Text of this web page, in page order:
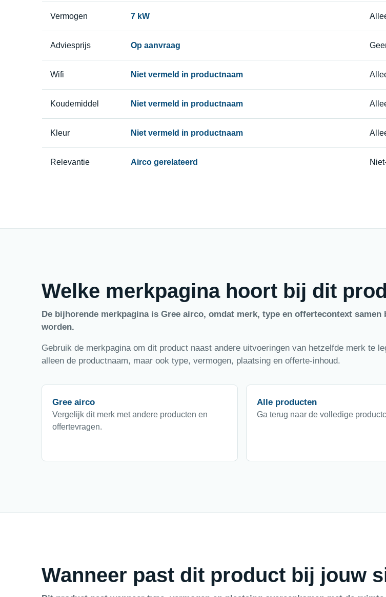
Vermogen 7 kW
Adviesprijs Op aanvraag
Wifi Niet vermeld in productnaam
Koudemiddel Niet vermeld in productnaam
Kleur Niet vermeld in productnaam
Relevantie Airco gerelateerd
Welke merkpagina hoort bij dit
De bijhorende merkpagina is Gree airco, omdat merk, type en offertecontext samen
worden.
Gebruik de merkpagina om dit product naast andere uitvoeringen van hetzelfde merk te
alleen de productnaam, maar ook type, vermogen, plaatsing en offerte-inhoud.
Gree airco
Vergelijk dit merk met andere producten en
offertevragen.
Alle producten
Ga terug naar de volledige
Wanneer past dit product bij jouw